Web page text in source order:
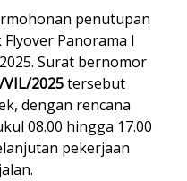
penutupan
Panorama I
Surat bernomor
VIL/2025tersebut
dengan rencana
08.00 hingga 17.00
pekerjaan